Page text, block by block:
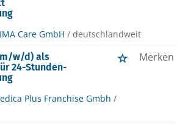
Care GmbH / deutschlandweit
w/d) als
24-Stunden-
Merken
Plus Franchise Gmbh /